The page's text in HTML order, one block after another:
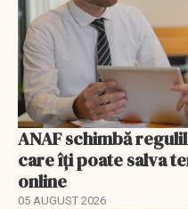
ANAF schimbă
care îți poate salva
online
05 AUGUST 2026